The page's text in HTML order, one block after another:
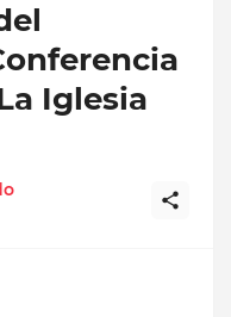
Iglesia